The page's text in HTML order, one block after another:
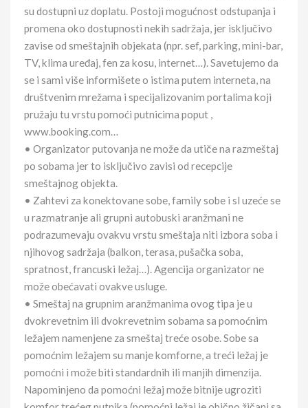
su dostupni uz doplatu. Postoji mogućnost odstupanja i
promena oko dostupnosti nekih sadržaja, jer isključivo
zavise od smeštajnih objekata (npr. sef, parking, mini-bar,
TV, klima uređaj, fen za kosu, internet…). Savetujemo da
se i sami više informišete o istima putem interneta, na
društvenim mrežama i specijalizovanim portalima koji
pružaju tu vrstu pomoći putnicima poput ,
www.booking.com…
• Organizator putovanja ne može da utiče na razmeštaj
po sobama jer to isključivo zavisi od recepcije
smeštajnog objekta.
• Zahtevi za konektovane sobe, family sobe i sl uzeće se
u razmatranje ali grupni autobuski aranžmani ne
podrazumevaju ovakvu vrstu smeštaja niti izbora soba i
njihovog sadržaja (balkon, terasa, pušačka soba,
spratnost, francuski ležaj…). Agencija organizator ne
može obećavati ovakve usluge.
• Smeštaj na grupnim aranžmanima ovog tipa je u
dvokrevetnim ili dvokrevetnim sobama sa pomoćnim
ležajem namenjene za smeštaj treće osobe. Sobe sa
pomoćnim ležajem su manje komforne, a treći ležaj je
pomoćni i može biti standardnih ili manjih dimenzija.
Napominjeno da pomoćni ležaj može bitnije ugroziti